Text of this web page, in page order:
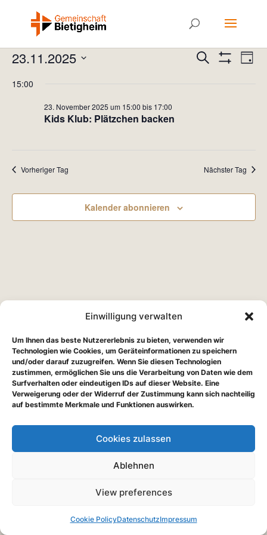
Einwilligung verwalten
Um Ihnen das beste Nutzererlebnis zu bieten, verwenden wir
Technologien wie Cookies, um Geräteinformationen zu speichern
und/oder darauf zuzugreifen. Wenn Sie diesen Technologien
zustimmen, ermöglichen Sie uns die Verarbeitung von Daten wie dem
Surfverhalten oder eindeutigen IDs auf dieser Website. Eine
Verweigerung oder der Widerruf der Zustimmung kann sich nachteilig
auf bestimmte Merkmale und Funktionen auswirken.
Cookies zulassen
Ablehnen
View preferences
Cookie PolicyDatenschutzImpressum
Veranstaltungen
23.
November
2025
Suche Tag
23.11.2025
wählen.
15:00
Kids Klub: Plätzchen backen
23. November 2025 um 15:00 bis 17:00
Vorheriger Tag Nächster Tag
Kalender abonnieren